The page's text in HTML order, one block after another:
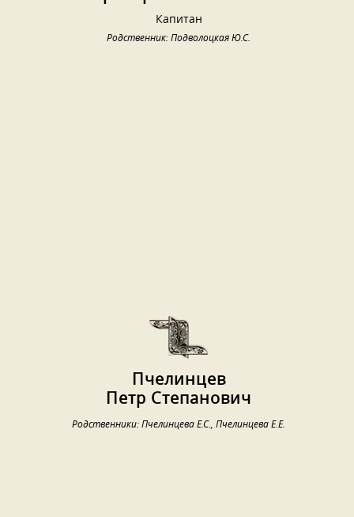
Капитан
Родственник: Подволоцкая Ю.С.
Пчелинцев
Петр Степанович
Родственники: Пчелинцева Е.С., Пчелинцева Е.Е.